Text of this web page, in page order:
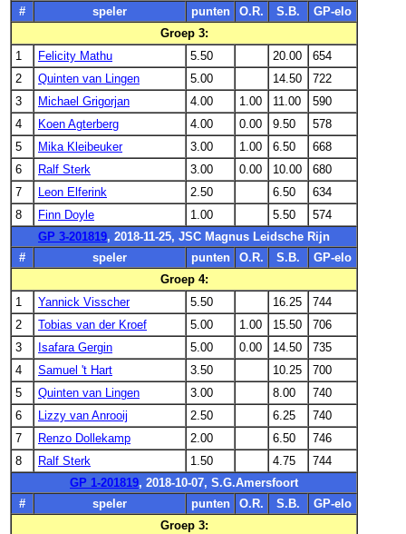
#
speler punten O.R. S.B.
GP-elo
Groep 3:
1
Felicity Mathu 5.50 20.00
654
2
Quinten van Lingen 5.00 14.50
722
3
Michael Grigorjan 4.00 1.00 11.00
590
4
Koen Agterberg 4.00 0.00 9.50
578
5
Mika Kleibeuker 3.00 1.00 6.50
668
6
Ralf Sterk 3.00 0.00 10.00
680
7
Leon Elferink 2.50 6.50
634
8
Finn Doyle 1.00 5.50
574
GP 3-201819, 2018-11-25, JSC Magnus Leidsche Rijn
#
speler punten O.R. S.B.
GP-elo
Groep 4:
1
Yannick Visscher 5.50 16.25
744
2
Tobias van der Kroef 5.00 1.00 15.50
706
3
Isafara Gergin 5.00 0.00 14.50
735
4
Samuel 't Hart 3.50 10.25
700
5
Quinten van Lingen 3.00 8.00
740
6
Lizzy van Anrooij 2.50 6.25
740
7
Renzo Dollekamp 2.00 6.50
746
8
Ralf Sterk 1.50 4.75
744
GP 1-201819, 2018-10-07, S.G.Amersfoort
#
speler punten O.R. S.B.
GP-elo
Groep 3: